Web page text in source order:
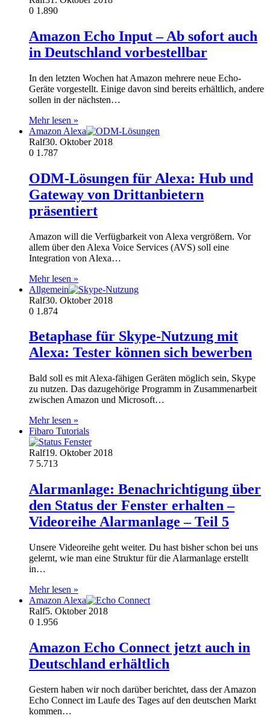
0 1.890
Amazon Echo Input – Ab sofort auch
in Deutschland vorbestellbar
In den letzten Wochen hat Amazon mehrere neue Echo-
Geräte vorgestellt. Einige davon sind bereits erhältlich, andere
sollen in der nächsten…
Mehr lesen »
Amazon Alexa
Ralf30. Oktober 2018
0 1.787
ODM-Lösungen für Alexa: Hub und
Gateway von Drittanbietern
präsentiert
Amazon will die Verfügbarkeit von Alexa vergrößern. Vor
allem über den Alexa Voice Services (AVS) soll eine
Integration von Alexa…
Mehr lesen »
Allgemein
Ralf30. Oktober 2018
0 1.874
Betaphase für Skype-Nutzung mit
Alexa: Tester können sich bewerben
Bald soll es mit Alexa-fähigen Geräten möglich sein, Skype
zu nutzen. Das dazugehörige Programm in Zusammenarbeit
zwischen Amazon und Microsoft…
Mehr lesen »
Fibaro Tutorials
Ralf19. Oktober 2018
7 5.713
Alarmanlage: Benachrichtigung über
den Status der Fenster erhalten –
Videoreihe Alarmanlage – Teil 5
Unsere Videoreihe geht weiter. Du hast bisher schon bei uns
gelernt, wie man eine Struktur für die Alarmanlage erstellt
in…
Mehr lesen »
Amazon Alexa
Ralf5. Oktober 2018
0 1.956
Amazon Echo Connect jetzt auch in
Deutschland erhältlich
Gestern haben wir noch darüber berichtet, dass der Amazon
Echo Connect im Laufe des Tages auf den deutschen Markt
kommen…